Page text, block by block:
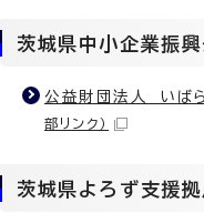
茨城県中小企業振
公益財団法人 いば
部リンク）
茨城県よろず支援拠